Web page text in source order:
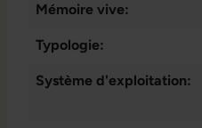
Mémoire vive:
Typologie:
Système d'exploitation: